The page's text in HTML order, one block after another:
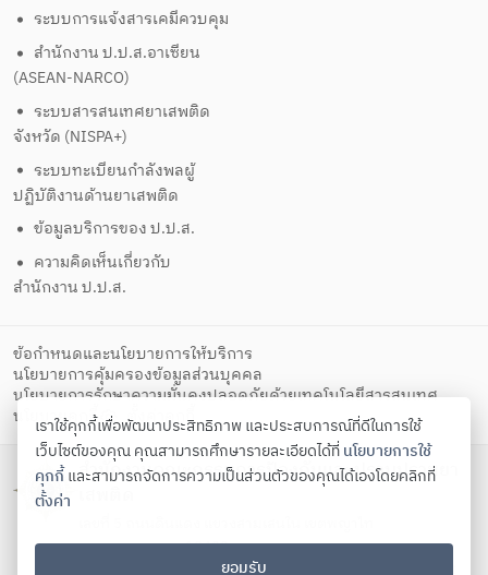
ระบบการแจ้งสารเคมีควบคุม
สำนักงาน ป.ป.ส.อาเซียน
(ASEAN-NARCO)
ระบบสารสนเทศยาเสพติด
จังหวัด (NISPA+)
ระบบทะเบียนกำลังพลผู้
ปฏิบัติงานด้านยาเสพติด
ข้อมูลบริการของ ป.ป.ส.
ความคิดเห็นเกี่ยวกับ
สำนักงาน ป.ป.ส.
ข้อกำหนดและนโยบายการให้บริการ
นโยบายการคุ้มครองข้อมูลส่วนบุคคล
นโยบายการรักษาความมั่นคงปลอดภัยด้วยเทคโนโลยีสารสนเทศ
นโยบายคุกกี้
ตั้งค่าคุกกี้
สำนักงานคณะกรรมการป้องกันและปราบปรามยา
กรุงเทพมหานคร 10400
โทรศัพท์ 02-247-0901-19 โทรสาร 02-245-9350 Contact
เราใช้คุกกี้เพื่อพัฒนาประสิทธิภาพ และประสบการณ์ที่ดีในการใช้
เว็บไซต์ของคุณ คุณสามารถศึกษารายละเอียดได้ที่นโยบายการใช้
คุกกี้และสามารถจัดการความเป็นส่วนตัวของคุณได้เองโดยคลิกที่
ตั้งค่า
ยอมรับ